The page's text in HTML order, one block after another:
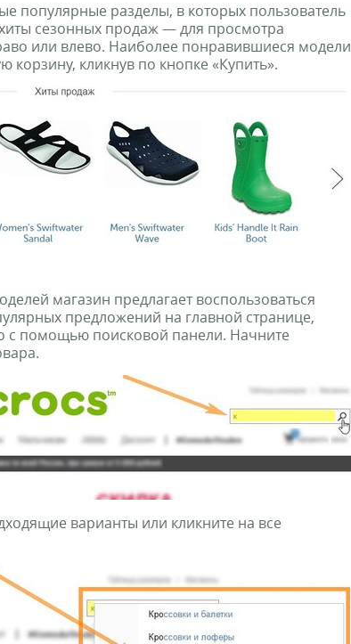
популярные разделы, в которых пользователь
сезонных продаж — для просмотра
или влево. Наиболее понравившиеся модели
корзину, кликнув по кнопке «Купить».
магазин предлагает воспользоваться
предложений на главной странице,
с помощью поисковой панели. Начните
варианты или кликните на все